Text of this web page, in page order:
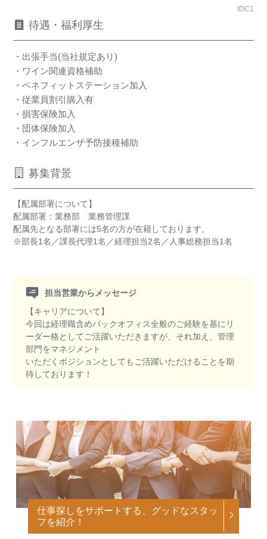
IDC1
待遇・福利厚生
・出張手当(当社規定あり)
・ワイン関連資格補助
・ベネフィットステーション加入
・従業員割引購入有
・損害保険加入
・団体保険加入
・インフルエンザ予防接種補助
募集背景
【配属部署について】
配属部署：業務部 業務管理課
配属先となる部署には5名の方が在籍しております。
※部長1名／課長代理1名／経理担当2名／人事総務担当1名
担当営業からメッセージ
【キャリアについて】
今回は経理職含めバックオフィス全般のご経験を基にリ
ーダー格としてご活躍いただきますが、それ加え、管理
部門をマネジメント
いただくポジションとしてもご活躍いただけることを期
待しております！
仕事探しをサポートする、グッドなスタッ
フを紹介！